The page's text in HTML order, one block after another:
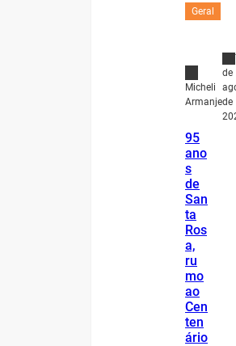
Geral
Micheli
Armanje
de
de
95
ano
s
de
San
ta
Ros
a,
ru
mo
ao
Cen
ten
ário